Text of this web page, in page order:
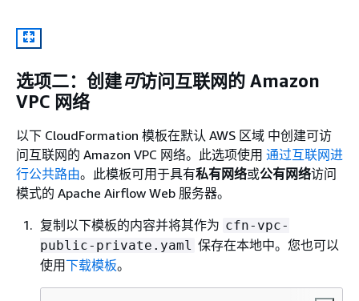
选项二：创建可访问互联网的 Amazon
VPC 网络
以下 CloudFormation 模板在默认 AWS 区域 中创建可访
问互联网的 Amazon VPC 网络。此选项使用 通过互联网进
行公共路由。此模板可用于具有私有网络或公有网络访问
模式的 Apache Airflow Web 服务器。
复制以下模板的内容并将其作为 cfn-vpc-
public-private.yaml 保存在本地中。您也可以
使用下载模板。